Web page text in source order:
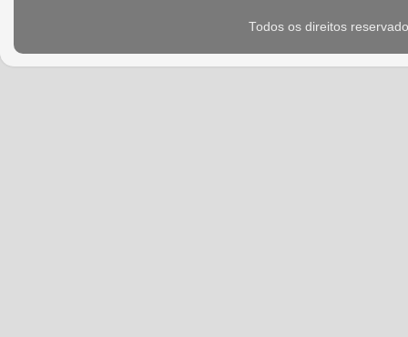
Todos os direitos